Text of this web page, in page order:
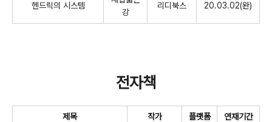
헨드릭의 시스템
강
리디북스 20.03.02(완)
전자책
제목 작가 플랫폼 연재기간